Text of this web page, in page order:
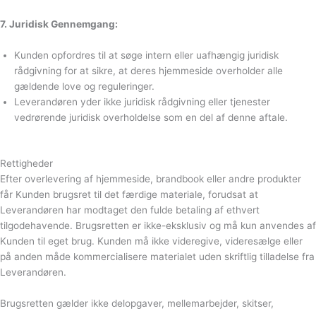
7. Juridisk Gennemgang:
Kunden opfordres til at søge intern eller uafhængig juridisk
rådgivning for at sikre, at deres hjemmeside overholder alle
gældende love og reguleringer.
Leverandøren yder ikke juridisk rådgivning eller tjenester
vedrørende juridisk overholdelse som en del af denne aftale.
Rettigheder
Efter overlevering af hjemmeside, brandbook eller andre produkter
får Kunden brugsret til det færdige materiale, forudsat at
Leverandøren har modtaget den fulde betaling af ethvert
tilgodehavende. Brugsretten er ikke-eksklusiv og må kun anvendes af
Kunden til eget brug. Kunden må ikke videregive, videresælge eller
på anden måde kommercialisere materialet uden skriftlig tilladelse fra
Leverandøren.
Brugsretten gælder ikke delopgaver, mellemarbejder, skitser,